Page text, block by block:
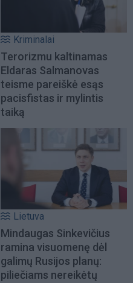
Kriminalai
Terorizmu kaltinamas
Eldaras Salmanovas
teisme pareiškė esąs
pacisfistas ir mylintis
taiką
Lietuva
Mindaugas Sinkevičius
ramina visuomenę dėl
galimų Rusijos planų:
piliečiams nereikėtų